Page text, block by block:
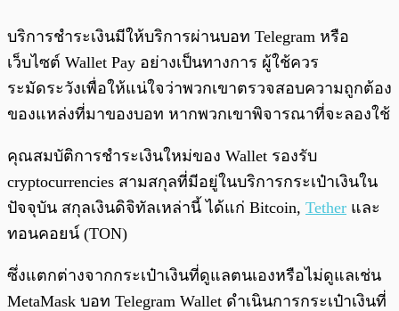
บริการชำระเงินมีให้บริการผ่านบอท Telegram หรือ
เว็บไซต์ Wallet Pay อย่างเป็นทางการ ผู้ใช้ควร
ระมัดระวังเพื่อให้แน่ใจว่าพวกเขาตรวจสอบความถูกต้อง
ของแหล่งที่มาของบอท หากพวกเขาพิจารณาที่จะลองใช้
คุณสมบัติการชำระเงินใหม่ของ Wallet รองรับ
cryptocurrencies สามสกุลที่มีอยู่ในบริการกระเป๋าเงินใน
ปัจจุบัน สกุลเงินดิจิทัลเหล่านี้ ได้แก่ Bitcoin, Tether และ
ทอนคอยน์ (TON)
ซึ่งแตกต่างจากกระเป๋าเงินที่ดูแลตนเองหรือไม่ดูแลเช่น
MetaMask บอท Telegram Wallet ดำเนินการกระเป๋าเงินที่